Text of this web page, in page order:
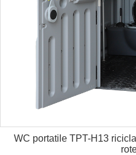
WC portatile TPT-H13